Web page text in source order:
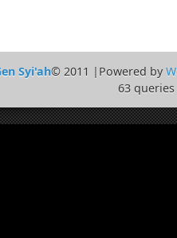
Syi'ah© 2011 |Powered by
63 queries